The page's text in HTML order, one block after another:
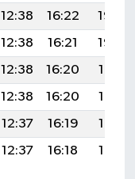
12:38 16:22
19:23
12:38 16:21
19:22
12:38 16:20
19:21
12:38 16:20
19:19
12:37 16:19
19:18
12:37 16:18 19:17